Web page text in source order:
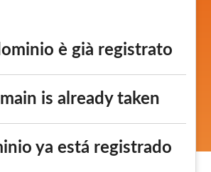
è già registrato
is already taken
ya está registrado